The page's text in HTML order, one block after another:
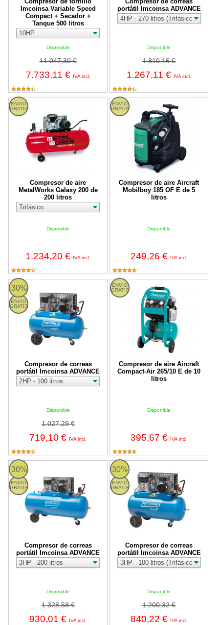
Imcoinsa Variable Speed
Compact + Secador +
Tanque 500 litros
Disponible
11.047,30 €
7.733,11 € IVA incl.
portátil Imcoinsa ADVANCE
Disponible
1.810,16 €
1.267,11 € IVA incl.
ENVIO
GRATIS
Compresor de aire
MetalWorks Galaxy 200 de
200 litros
Disponible
1.234,20 € IVA incl.
Compresor de aire MetalWorks Galaxy 200 de 200 litros
ENVIO
GRATIS
Compresor de aire Aircraft
Mobilboy 185 OF E de 5
litros
Disponible
249,26 € IVA incl.
Compresor de aire Aircraft
30%
ENVIO
GRATIS
Compresor de correas
portátil Imcoinsa ADVANCE
Disponible
1.027,29 €
719,10 € IVA incl.
Compresor de correas portátil Imcoinsa ADVANCE
ENVIO
GRATIS
Compresor de aire Aircraft
Compact-Air 265/10 E de 10
litros
Disponible
395,67 € IVA incl.
Compresor de aire Aircraft
30%
ENVIO
GRATIS
Compresor de correas
portátil Imcoinsa ADVANCE
Disponible
1.328,58 €
930,01 € IVA incl.
Compresor de correas portátil Imcoinsa ADVANCE
30%
ENVIO
GRATIS
Compresor de correas
portátil Imcoinsa ADVANCE
Disponible
1.200,32 €
840,22 € IVA incl.
Compresor de correas portátil